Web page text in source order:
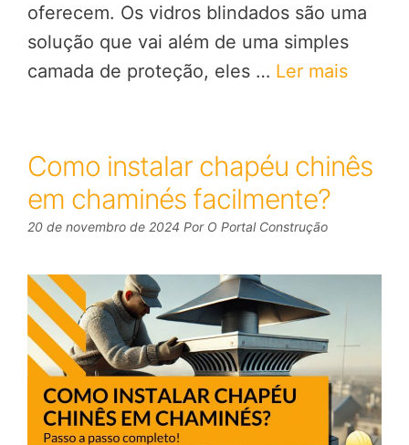
oferecem. Os vidros blindados são uma
solução que vai além de uma simples
camada de proteção, eles … Ler mais
Como instalar chapéu chinês
em chaminés facilmente?
20 de novembro de 2024 Por O Portal Construção